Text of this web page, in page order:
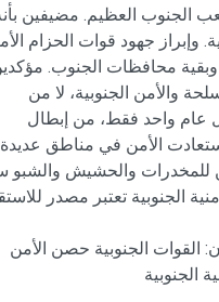
الجنوب العظيم. مضيفين
وإبراز جهود قوات الحزام
محافظات الجنوب.
والأمن الجنوبية، لا من
عام واحد فقط، من إبطال
الأمن في مناطق
للمخدرات والحشيش والشبو
الجنوبية تعتبر مصدر
‏القوات الجنوبية حصن الأمن
الجنوبية